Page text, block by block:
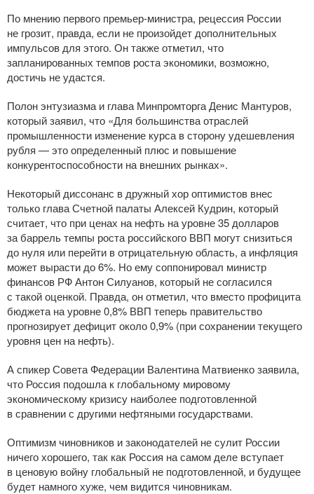
По мнению первого премьер-министра, рецессия России
не грозит, правда, если не произойдет дополнительных
импульсов для этого. Он также отметил, что
запланированных темпов роста экономики, возможно,
достичь не удастся.
Полон энтузиазма и глава Минпромторга Денис Мантуров,
который заявил, что «Для большинства отраслей
промышленности изменение курса в сторону удешевления
рубля — это определенный плюс и повышение
конкурентоспособности на внешних рынках».
Некоторый диссонанс в дружный хор оптимистов внес
только глава Счетной палаты Алексей Кудрин, который
считает, что при ценах на нефть на уровне 35 долларов
за баррель темпы роста российского ВВП могут снизиться
до нуля или перейти в отрицательную область, а инфляция
может вырасти до 6%. Но ему соппонировал министр
финансов РФ Антон Силуанов, который не согласился
с такой оценкой. Правда, он отметил, что вместо профицита
бюджета на уровне 0,8% ВВП теперь правительство
прогнозирует дефицит около 0,9% (при сохранении текущего
уровня цен на нефть).
А спикер Совета Федерации Валентина Матвиенко заявила,
что Россия подошла к глобальному мировому
экономическому кризису наиболее подготовленной
в сравнении с другими нефтяными государствами.
Оптимизм чиновников и законодателей не сулит России
ничего хорошего, так как Россия на самом деле вступает
в ценовую войну глобальный не подготовленной, и будущее
будет намного хуже, чем видится чиновникам.